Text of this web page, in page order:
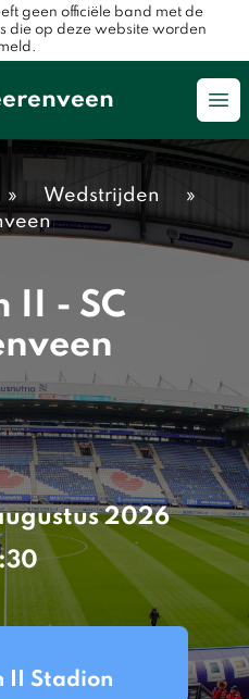
geen officiële band met de
die op deze website worden
» Wedstrijden
»
II - SC
2026
II Stadion